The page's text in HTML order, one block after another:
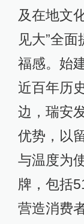
及在地文
见大”全
福感。始
近百年历
边，瑞安
优势，以
与温度为
牌，包括
营造消费